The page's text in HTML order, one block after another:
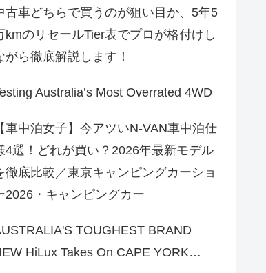
古車どちらで買うのが狙い目か、5年5
kmのリセールTier表でプロが格付けし
がら徹底解説します！
Australia’s Most Overrated 4WD
【車中泊女子】今アツいN-VAN車中泊仕
4選！どれが買い？2026年最新モデル
徹底比較／東京キャンピングカーショ
2026・キャンピングカー
TOUGHEST BRAND
HiLux Takes On CAPE YORK…